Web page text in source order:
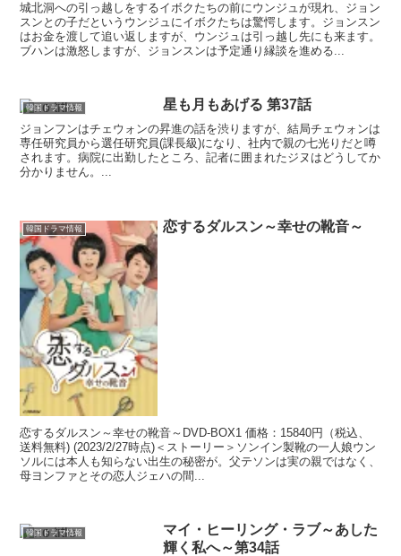
城北洞への引っ越しをするイボクたちの前にウンジュが現れ、ジョン
スンとの子だというウンジュにイボクたちは驚愕します。ジョンスン
はお金を渡して追い返しますが、ウンジュは引っ越し先にも来ます。
ブハンは激怒しますが、ジョンスンは予定通り縁談を進める...
韓国ドラマ情報 星も月もあげる 第37話
ジョンフンはチェウォンの昇進の話を渋りますが、結局チェウォンは
専任研究員から選任研究員(課長級)になり、社内で親の七光りだと噂
されます。病院に出勤したところ、記者に囲まれたジヌはどうしてか
分かりません。...
韓国ドラマ情報 恋するダルスン～幸せの靴音～
恋するダルスン～幸せの靴音～DVD-BOX1 価格：15840円（税込、
送料無料) (2023/2/27時点)＜ストーリー＞ソンイン製靴の一人娘ウン
ソルには本人も知らない出生の秘密が。父テソンは実の親ではなく、
母ヨンファとその恋人ジェハの間...
韓国ドラマ情報
マイ・ヒーリング・ラブ～あした
輝く私へ～第34話